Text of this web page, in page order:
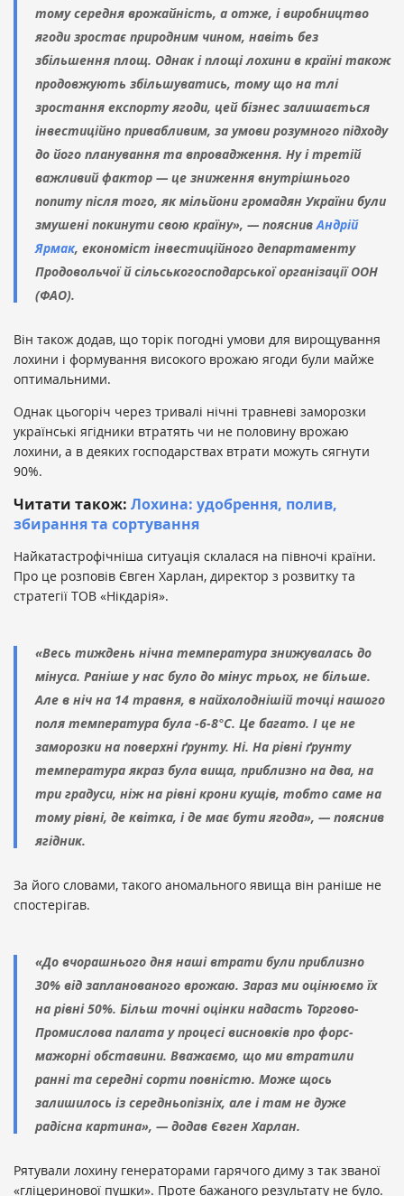
тому середня врожайність, а отже, і виробництво
ягоди зростає природним чином, навіть без
збільшення площ. Однак і площі лохини в країні також
продовжують збільшуватись, тому що на тлі
зростання експорту ягоди, цей бізнес залишається
інвестиційно привабливим, за умови розумного підходу
до його планування та впровадження. Ну і третій
важливий фактор — це зниження внутрішнього
попиту після того, як мільйони громадян України були
змушені покинути свою країну», — пояснив Андрій
Ярмак, економіст інвестиційного департаменту
Продовольчої й сільськогосподарської організації ООН
(ФАО).
Він також додав, що торік погодні умови для вирощування
лохини і формування високого врожаю ягоди були майже
оптимальними.
Однак цьогоріч через тривалі нічні травневі заморозки
українські ягідники втратять чи не половину врожаю
лохини, а в деяких господарствах втрати можуть сягнути
90%.
Читати також: Лохина: удобрення, полив,
збирання та сортування
Найкатастрофічніша ситуація склалася на півночі країни.
Про це розповів Євген Харлан, директор з розвитку та
стратегії ТОВ «Нікдарія».
«Весь тиждень нічна температура знижувалась до
мінуса. Раніше у нас було до мінус трьох, не більше.
Але в ніч на 14 травня, в найхолоднішій точці нашого
поля температура була -6-8°C. Це багато. І це не
заморозки на поверхні ґрунту. Ні. На рівні ґрунту
температура якраз була вища, приблизно на два, на
три градуси, ніж на рівні крони кущів, тобто саме на
тому рівні, де квітка, і де має бути ягода», — пояснив
ягідник.
За його словами, такого аномального явища він раніше не
спостерігав.
«До вчорашнього дня наші втрати були приблизно
30% від запланованого врожаю. Зараз ми оцінюємо їх
на рівні 50%. Більш точні оцінки надасть Торгово-
Промислова палата у процесі висновків про форс-
мажорні обставини. Вважаємо, що ми втратили
ранні та середні сорти повністю. Може щось
залишилось із середньопізніх, але і там не дуже
радісна картина», — додав Євген Харлан.
Рятували лохину генераторами гарячого диму з так званої
«гліцеринової пушки». Проте бажаного результату не було.